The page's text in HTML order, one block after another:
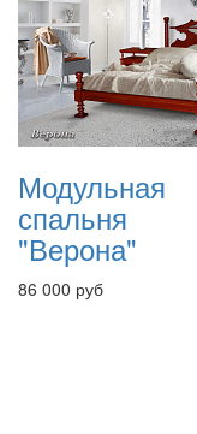
Модульная
спальня
"Верона"
86 000 руб